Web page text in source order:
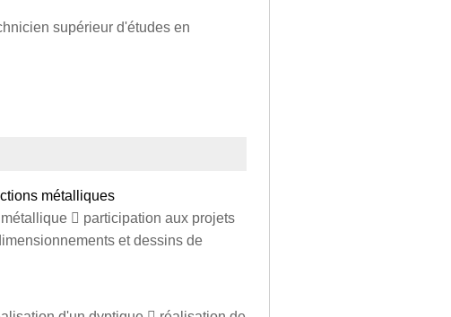
supérieur d'études en
métalliques
 participation aux projets
et dessins de